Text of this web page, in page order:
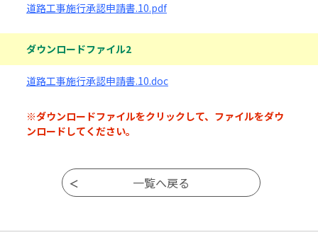
道路工事施行承認申請書.10.pdf
ダウンロードファイル2
道路工事施行承認申請書.10.doc
※ダウンロードファイルをクリックして、ファイルをダウ
ンロードしてください。